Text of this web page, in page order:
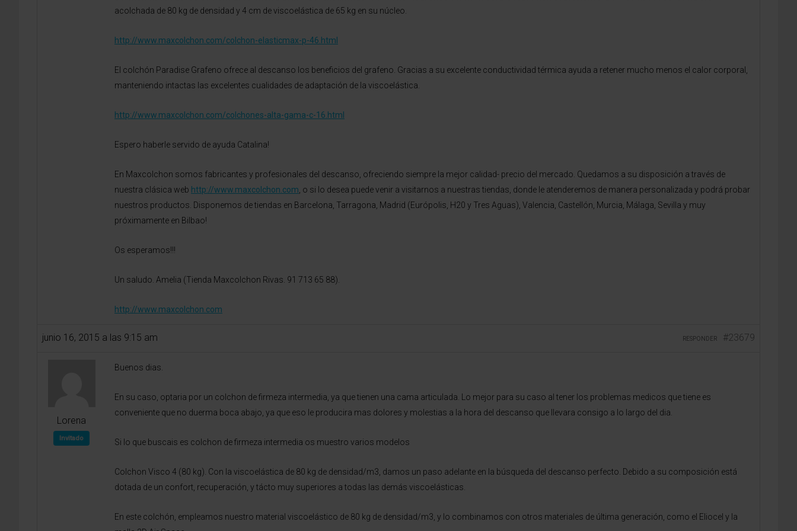
acolchada de 80 kg de densidad y 4 cm de viscoelástica de 65 kg en su núcleo.
http://www.maxcolchon.com/colchon-elasticmax-p-46.html
El colchón Paradise Grafeno ofrece al descanso los beneficios del grafeno. Gracias a su excelente conductividad térmica ayuda a retener mucho menos el calor corporal,
manteniendo intactas las excelentes cualidades de adaptación de la viscoelástica.
http://www.maxcolchon.com/colchones-alta-gama-c-16.html
Espero haberle servido de ayuda Catalina!
En Maxcolchon somos fabricantes y profesionales del descanso, ofreciendo siempre la mejor calidad- precio del mercado. Quedamos a su disposición a través de
nuestra clásica web http://www.maxcolchon.com , o si lo desea puede venir a visitarnos a nuestras tiendas, donde le atenderemos de manera personalizada y podrá probar
nuestros productos. Disponemos de tiendas en Barcelona, Tarragona, Madrid (Európolis, H20 y Tres Aguas), Valencia, Castellón, Murcia, Málaga, Sevilla y muy
próximamente en Bilbao!
Os esperamos!!!
Un saludo. Amelia (Tienda Maxcolchon Rivas. 91 713 65 88).
http://www.maxcolchon.com
junio 16, 2015 a las 9:15 am #23679
RESPONDER
Lorena
Invitado
Buenos dias.
En su caso, optaria por un colchon de firmeza intermedia, ya que tienen una cama articulada. Lo mejor para su caso al tener los problemas medicos que tiene es
conveniente que no duerma boca abajo, ya que eso le producira mas dolores y molestias a la hora del descanso que llevara consigo a lo largo del dia.
Si lo que buscais es colchon de firmeza intermedia os muestro varios modelos
Colchon Visco 4 (80 kg). Con la viscoelástica de 80 kg de densidad/m3, damos un paso adelante en la búsqueda del descanso perfecto. Debido a su composición está
dotada de un confort, recuperación, y tácto muy superiores a todas las demás viscoelásticas.
En este colchón, empleamos nuestro material viscoelástico de 80 kg de densidad/m3, y lo combinamos con otros materiales de última generación, como el Eliocel y la